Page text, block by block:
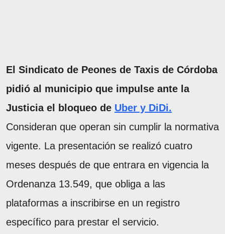
El Sindicato de Peones de Taxis de Córdoba
pidió al municipio que impulse ante la
Justicia el bloqueo de Uber y DiDi.
Consideran que operan sin cumplir la normativa
vigente. La presentación se realizó cuatro
meses después de que entrara en vigencia la
Ordenanza 13.549, que obliga a las
plataformas a inscribirse en un registro
específico para prestar el servicio.